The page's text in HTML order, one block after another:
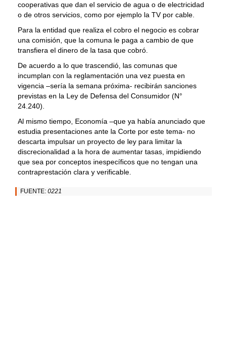
cooperativas que dan el servicio de agua o de electricidad
o de otros servicios, como por ejemplo la TV por cable.
Para la entidad que realiza el cobro el negocio es cobrar
una comisión, que la comuna le paga a cambio de que
transfiera el dinero de la tasa que cobró.
De acuerdo a lo que trascendió, las comunas que
incumplan con la reglamentación una vez puesta en
vigencia –sería la semana próxima- recibirán sanciones
previstas en la Ley de Defensa del Consumidor (N°
24.240).
Al mismo tiempo, Economía –que ya había anunciado que
estudia presentaciones ante la Corte por este tema- no
descarta impulsar un proyecto de ley para limitar la
discrecionalidad a la hora de aumentar tasas, impidiendo
que sea por conceptos inespecíficos que no tengan una
contraprestación clara y verificable.
FUENTE: 0221